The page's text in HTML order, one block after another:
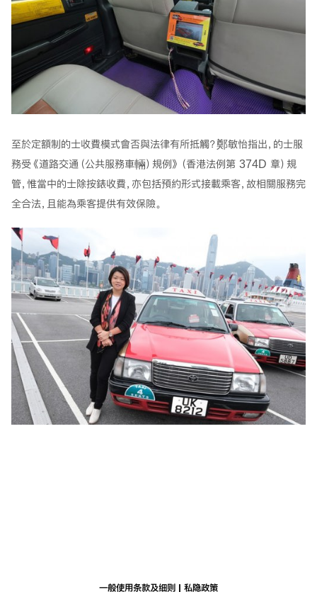
至於定額制的士收費模式會否與法律有所抵觸？鄭敏怡指出，的士服
務受《道路交通（公共服務車輛）規例》（香港法例第 374D 章）規
管，惟當中的士除按錶收費，亦包括預約形式接載乘客，故相關服務完
全合法，且能為乘客提供有效保險。
一般使用条款及细则 私隐政策